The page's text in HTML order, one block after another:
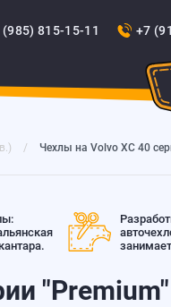
(985) 815-15-11 +7
Чехлы на Volvo XC 40